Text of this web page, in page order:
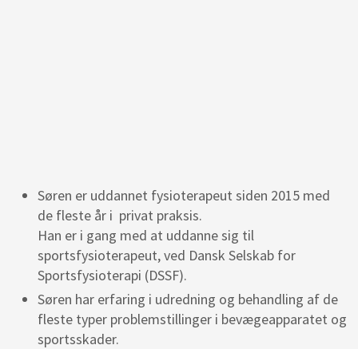
Søren er uddannet fysioterapeut siden 2015 med
de fleste år i privat praksis.
Han er i gang med at uddanne sig til
sportsfysioterapeut, ved Dansk Selskab for
Sportsfysioterapi (DSSF).
Søren har erfaring i udredning og behandling af de
fleste typer problemstillinger i bevægeapparatet og
sportsskader.